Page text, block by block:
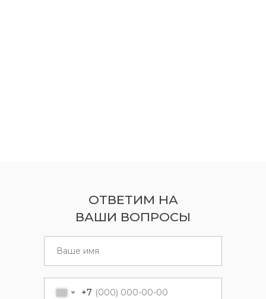
+7
ОТВЕТИМ НА
ВАШИ ВОПРОСЫ